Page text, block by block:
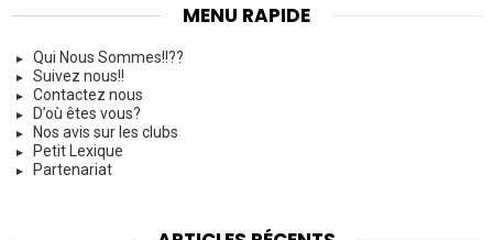
MENU RAPIDE
Qui Nous Sommes!!??
Suivez nous!!
Contactez nous
D’où êtes vous?
Nos avis sur les clubs
Petit Lexique
Partenariat